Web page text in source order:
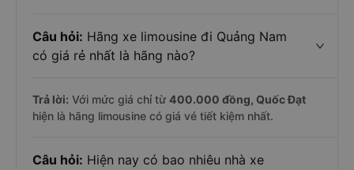
Câu hỏi: Hãng xe limousine đi Quảng Nam
có giá rẻ nhất là hãng nào?
Trả lời: Với mức giá chỉ từ400.000 đồng, Quốc Đạt
hiện là hãng limousine có giá vé tiết kiệm nhất.
Câu hỏi: Hiện nay có bao nhiêu nhà xe